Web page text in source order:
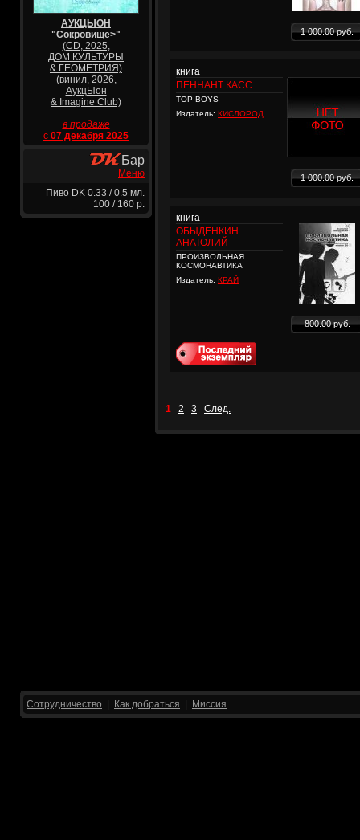
АУКЦЫОН
"Сокровище>"
(CD, 2025,
ДОМ КУЛЬТУРЫ
& ГЕОМЕТРИЯ)
(винил, 2026,
АукцЫон
& Imagine Club)
в продаже
с 07 декабря 2025
Бар
Меню
Пиво DK 0.33 / 0.5 мл.
100 / 160 р.
1 000.00 руб.
книга
ПЕННАНТ КАСС
TOP BOYS
Издатель: КИСЛОРОД
1 000.00 руб.
книга
ОБЫДЕНКИН
АНАТОЛИЙ
ПРОИЗВОЛЬНАЯ
КОСМОНАВТИКА
Издатель: КРАЙ
800.00 руб.
1 2 3 След.
Сотрудничество Как добраться Миссия